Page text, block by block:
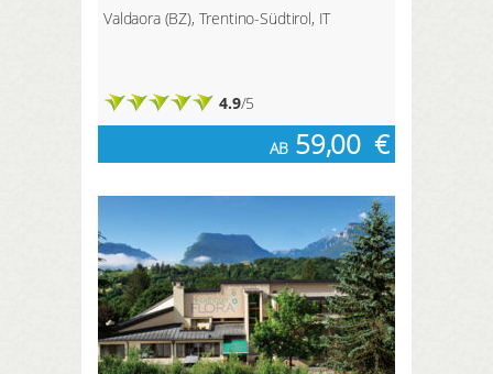
Valdaora (BZ), Trentino-Südtirol, IT
4.9/5
AB 59,00 €